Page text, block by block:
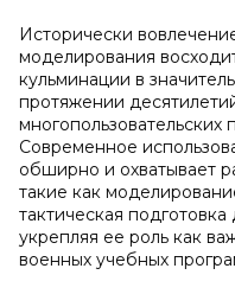
Исторически
моделирования
кульминации в
протяжении
многопользовательских
Современное
обширно и охватывает
такие как
тактическая
укрепляя ее роль как
военных учебных